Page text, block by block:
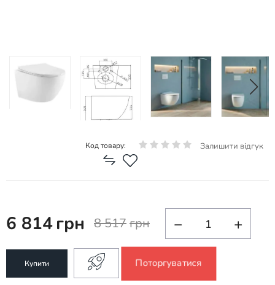
Код товару: Залишити відгук
6 814грн 8 517грн − +
Купити Поторгуватися